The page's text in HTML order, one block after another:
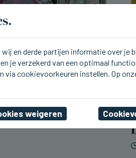
voor
Blankenberge
19:18
en derde partijen informatie over je
je verzekerd van een optimaal
via cookievoorkeuren instellen. Op
weigeren